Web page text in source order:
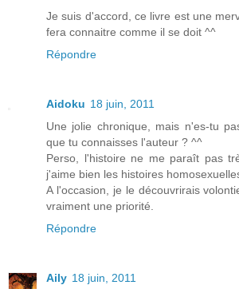
Je suis d'accord, ce livre est une
fera connaitre comme il se doit ^^
Répondre
Aidoku 18 juin, 2011
Une jolie chronique, mais n'es-tu
que tu connaisses l'auteur ? ^^
Perso, l'histoire ne me paraît pas
j'aime bien les histoires
A l'occasion, je le découvrirais
vraiment une priorité.
Répondre
Aily 18 juin, 2011